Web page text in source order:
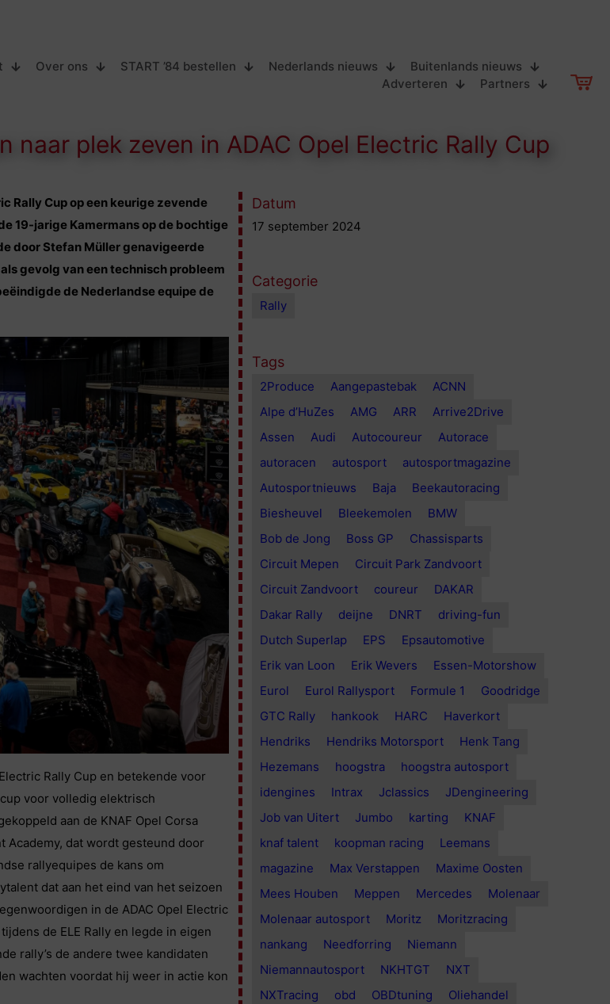
Over ons START ’84 bestellen Nederlands nieuws
Buitenlands nieuws
Adverteren
Partners
naar plek zeven in ADAC Opel Electric Rally Cup
Rally Cup op een keurige zevende
19-jarige Kamermans op de bochtige
door Stefan Müller genavigeerde
gevolg van een technisch probleem
de Nederlandse equipe de
Rally Cup en betekende voor
voor volledig elektrisch
aan de KNAF Opel Corsa
Academy, dat wordt gesteund door
rallyequipes de kans om
dat aan het eind van het seizoen
in de ADAC Opel Electric
de ELE Rally en legde in eigen
rally’s de andere twee kandidaten
wachten voordat hij weer in actie kon
Datum
17 september 2024
Categorie
Rally
Tags
2Produce Aangepastebak
ACNN
Alpe d’HuZes
AMG ARR
Arrive2Drive
Assen
Audi Autocoureur
Autorace
autoracen
autosport
autosportmagazine
Autosportnieuws
Baja
Beekautoracing
Biesheuvel
Bleekemolen
BMW
Bob de Jong
Boss GP
Chassisparts
Circuit Mepen
Circuit Park Zandvoort
Circuit Zandvoort
coureur
DAKAR
Dakar Rally
deijne DNRT
driving-fun
Dutch Superlap
EPS
Epsautomotive
Erik van Loon
Erik Wevers
Essen-Motorshow
Eurol
Eurol Rallysport Formule 1
Goodridge
GTC Rally
hankook HARC
Haverkort
Hendriks
Hendriks Motorsport
Henk Tang
Hezemans
hoogstra
hoogstra autosport
idengines
Intrax Jclassics
JDengineering
Job van Uitert
Jumbo karting
KNAF
knaf talent
koopman racing
Leemans
magazine
Max Verstappen
Maxime Oosten
Mees Houben
Meppen Mercedes
Molenaar
Molenaar autosport
Moritz
Moritzracing
nankang
Needforring
Niemann
Niemannautosport
NKHTGT
NXT
NXTracing
obd OBDtuning
Oliehandel